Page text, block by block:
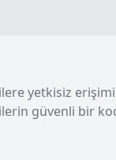
yetkisiz
güvenli bir